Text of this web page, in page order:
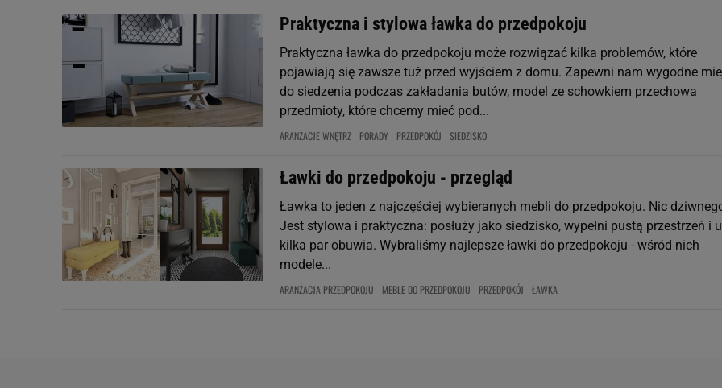
Praktyczna i stylowa ławka do przedpokoju
Praktyczna ławka do przedpokoju może rozwiązać kilka problemów, które
pojawiają się zawsze tuż przed wyjściem z domu. Zapewni nam wygodne
do siedzenia podczas zakładania butów, model ze schowkiem przechowa
przedmioty, które chcemy mieć pod...
ARANŻACJE WNĘTRZ PORADY PRZEDPOKÓJ SIEDZISKO
Ławki do przedpokoju - przegląd
Ławka to jeden z najczęściej wybieranych mebli do przedpokoju. Nic
Jest stylowa i praktyczna: posłuży jako siedzisko, wypełni pustą przestrzeń i
kilka par obuwia. Wybraliśmy najlepsze ławki do przedpokoju - wśród nich
modele...
ARANŻACJA PRZEDPOKOJU MEBLE DO PRZEDPOKOJU PRZEDPOKÓJ ŁAWKA
My, nasi Zaufani Partnerzy i Agora S.A. możemy przetwarzać dane osobowe w następujących
Użycie dokładnych danych geolokalizacyjnych. Aktywne skanowanie charakterystyki urządzenia
Przechowywanie informacji na urządzeniu lub dostęp do nich. Spersonalizowane reklamy i treści,
badnie odbiorców i ulepszanie usług.Lista Zaufanych Partnerów